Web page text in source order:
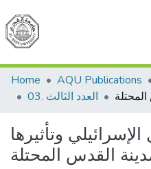
All of
Home
AQU Publications
03. العدد الثالث
وتأثيرها
القدس المحتلة